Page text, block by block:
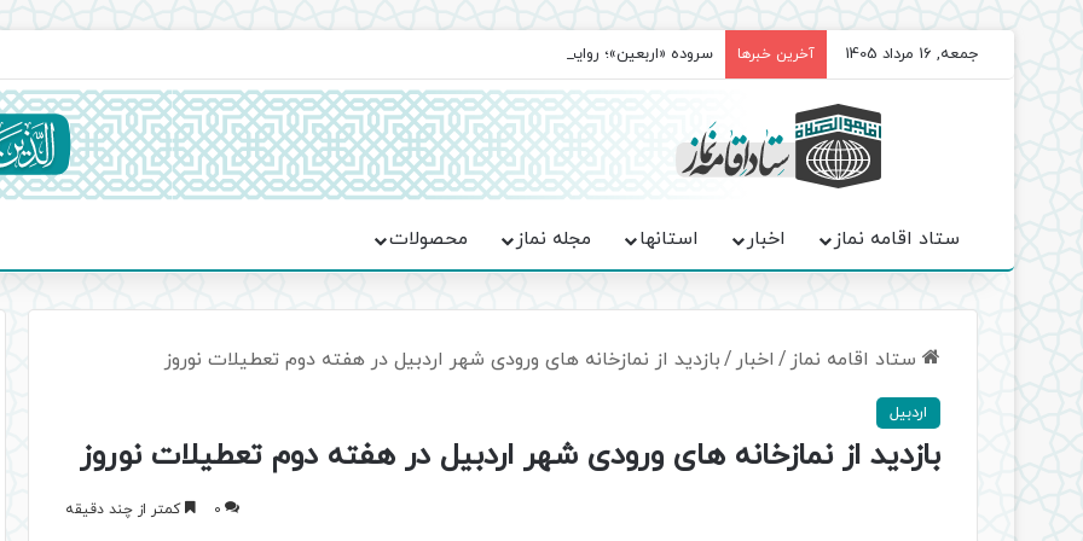
جمعه, 16 مرداد 1405 آخرین خبرها سروده‌ «اربعین»؛ روایت حماسه، استقامت و تمدن‌سازی امت اسلامی
ستاد اقامه نماز اخبار استانها مجله نماز محصولات
ستاد اقامه نماز / اخبار /بازدید از نمازخانه های ورودی شهر اردبیل در هفته دوم تعطیلات نوروز
اردبیل
بازدید از نمازخانه های ورودی شهر اردبیل در هفته دوم تعطیلات نوروز
0 کمتر از چند دقیقه